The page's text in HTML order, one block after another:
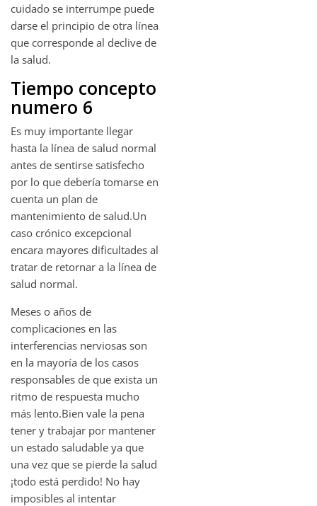
cuidado se interrumpe puede
darse el principio de otra línea
que corresponde al declive de
la salud.
Tiempo concepto
numero 6
Es muy importante llegar
hasta la línea de salud normal
antes de sentirse satisfecho
por lo que debería tomarse en
cuenta un plan de
mantenimiento de salud.Un
caso crónico excepcional
encara mayores dificultades al
tratar de retornar a la línea de
salud normal.
Meses o años de
complicaciones en las
interferencias nerviosas son
en la mayoría de los casos
responsables de que exista un
ritmo de respuesta mucho
más lento.Bien vale la pena
tener y trabajar por mantener
un estado saludable ya que
una vez que se pierde la salud
¡todo está perdido! No hay
imposibles al intentar